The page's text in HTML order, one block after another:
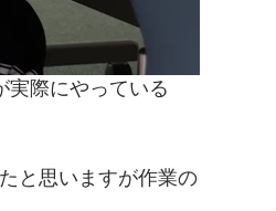
実際にやっている
と思いますが作業の